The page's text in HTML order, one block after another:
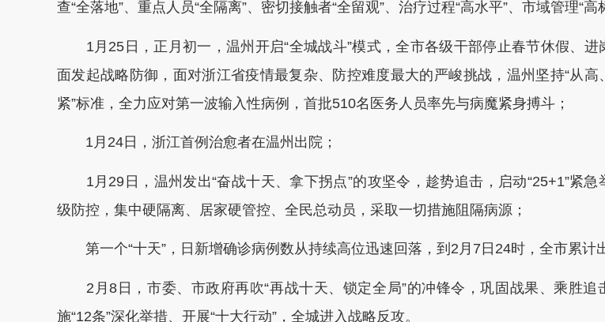
查“全落地”、重点人员“全隔离”、密切接触者“全留观”、治疗过程“高水平”、市域管理“高
1月25日，正月初一，温州开启“全城战斗”模式，全市各级干部停止春节休假、进
面发起战略防御，面对浙江省疫情最复杂、防控难度最大的严峻挑战，温州坚持“从高
紧”标准，全力应对第一波输入性病例，首批510名医务人员率先与病魔紧身搏斗；
1月24日，浙江首例治愈者在温州出院；
1月29日，温州发出“奋战十天、拿下拐点”的攻坚令，趁势追击，启动“25+1”紧急
级防控，集中硬隔离、居家硬管控、全民总动员，采取一切措施阻隔病源；
第一个“十天”，日新增确诊病例数从持续高位迅速回落，到2月7日24时，全市累计
2月8日，市委、市政府再吹“再战十天、锁定全局”的冲锋令，巩固战果、乘胜追
施“12条”深化举措、开展“十大行动”，全城进入战略反攻。